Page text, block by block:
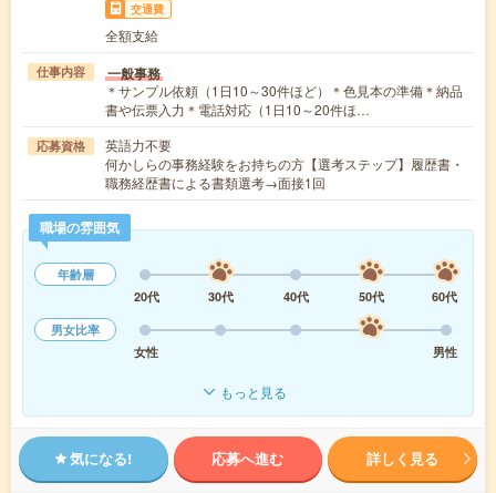
交通費
全額支給
仕事内容 一般事務
＊サンプル依頼（1日10～30件ほど）＊色見本の準備＊納品
書や伝票入力＊電話対応（1日10～20件ほ…
応募資格
英語力不要
何かしらの事務経験をお持ちの方【選考ステップ】履歴書・
職務経歴書による書類選考→面接1回
職場の雰囲気
年齢層
20代
30代 40代 50代
60代
男女比率
女性
男性
もっと見る
気になる! 応募へ進む 詳しく見る